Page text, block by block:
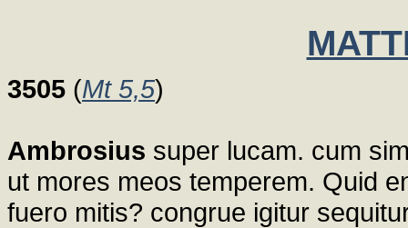
3505 (Mt 5,5)
Ambrosius super lucam. cum
ut mores meos temperem. Quid
fuero mitis? congrue igitur